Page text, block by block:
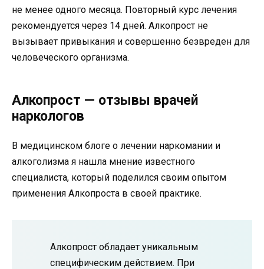
не менее одного месяца. Повторный курс лечения
рекомендуется через 14 дней. Алкопрост не
вызывает привыкания и совершенно безвреден для
человеческого организма.
Алкопрост — отзывы врачей
наркологов
В медицинском блоге о лечении наркомании и
алкоголизма я нашла мнение известного
специалиста, который поделился своим опытом
применения Алкопроста в своей практике.
Алкопрост обладает уникальным
специфическим действием. При